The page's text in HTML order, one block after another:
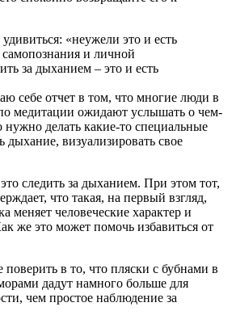
«неужели это и есть
и личной
за дыханием – это и есть
себе отчет в том, что многие люди в
медитации ожидают услышать о чем-
делать какие-то специальные
дыхание, визуализировать свое
следить за дыханием. При этом тот,
что такая, на первый взгляд,
меняет человеческие характер и
же это может помочь избавиться от
в то, что пляски с бубнами в
дадут намного больше для
чем простое наблюдение за